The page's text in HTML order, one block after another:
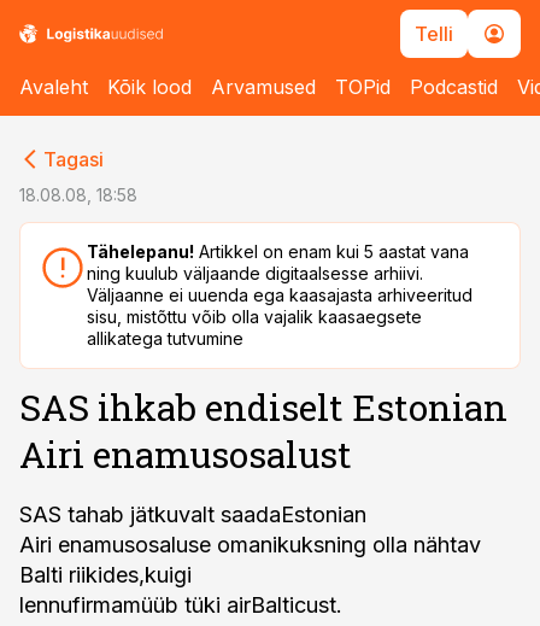
Telli
Avaleht Kõik lood Arvamused TOPid Podcastid
Tagasi
18.08.08, 18:58
Tähelepanu! Artikkel on enam kui 5 aastat vana
ning kuulub väljaande digitaalsesse arhiivi.
Väljaanne ei uuenda ega kaasajasta arhiveeritud
sisu, mistõttu võib olla vajalik kaasaegsete
allikatega tutvumine
SAS ihkab endiselt Estonian
Airi enamusosalust
SAS tahab jätkuvalt saadaEstonian
Airi enamusosaluse omanikuksning olla nähtav
Balti riikides,kuigi
lennufirmamüüb tüki airBalticust.